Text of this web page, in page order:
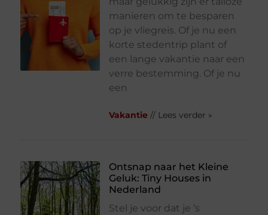
manieren om te besparen
op je vliegreis. Of je nu een
korte stedentrip plant of
een lange vakantie naar een
verre bestemming. Of je nu
een
Vakantie // Lees verder »
Ontsnap naar het Kleine
Geluk: Tiny Houses in
Nederland
Stel je voor dat je ’s